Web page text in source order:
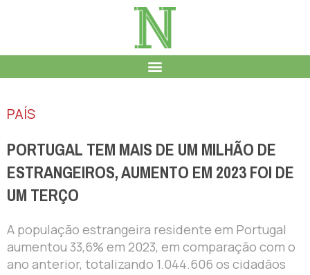
PAÍS
PORTUGAL TEM MAIS DE UM MILHÃO DE
ESTRANGEIROS, AUMENTO EM 2023 FOI DE
UM TERÇO
A população estrangeira residente em Portugal
aumentou 33,6% em 2023, em comparação com o
ano anterior, totalizando 1.044.606 os cidadãos